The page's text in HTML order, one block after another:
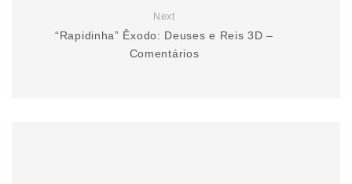
Next
“Rapidinha” Êxodo: Deuses e Reis 3D –
Comentários